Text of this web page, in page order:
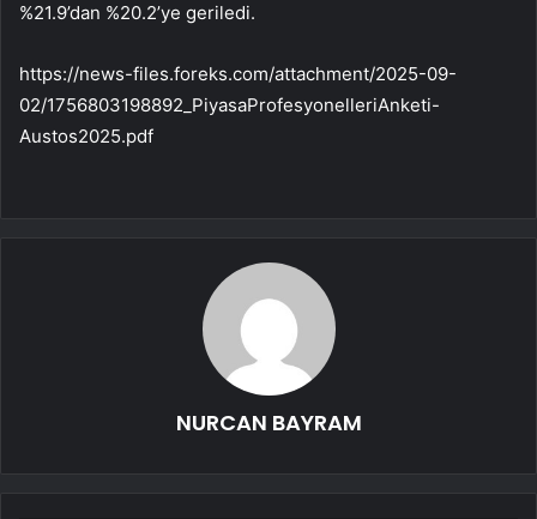
%21.9’dan %20.2’ye geriledi.
https://news-files.foreks.com/attachment/2025-09-
02/1756803198892_PiyasaProfesyonelleriAnketi-
Austos2025.pdf
NURCAN BAYRAM